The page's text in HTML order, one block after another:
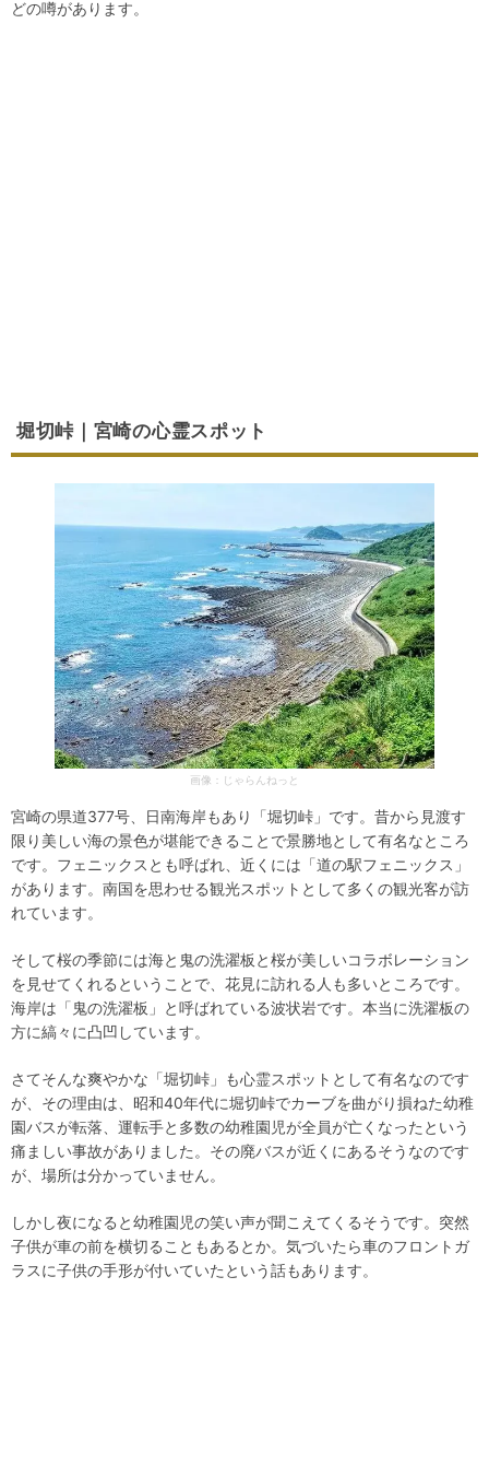
どの噂があります。
堀切峠｜宮崎の心霊スポット
画像：じゃらんねっと
宮崎の県道377号、日南海岸もあり「堀切峠」です。昔から見渡す
限り美しい海の景色が堪能できることで景勝地として有名なところ
です。フェニックスとも呼ばれ、近くには「道の駅フェニックス」
があります。南国を思わせる観光スポットとして多くの観光客が訪
れています。
そして桜の季節には海と鬼の洗濯板と桜が美しいコラボレーション
を見せてくれるということで、花見に訪れる人も多いところです。
海岸は「鬼の洗濯板」と呼ばれている波状岩です。本当に洗濯板の
方に縞々に凸凹しています。
さてそんな爽やかな「堀切峠」も心霊スポットとして有名なのです
が、その理由は、昭和40年代に堀切峠でカーブを曲がり損ねた幼稚
園バスが転落、運転手と多数の幼稚園児が全員が亡くなったという
痛ましい事故がありました。その廃バスが近くにあるそうなのです
が、場所は分かっていません。
しかし夜になると幼稚園児の笑い声が聞こえてくるそうです。突然
子供が車の前を横切ることもあるとか。気づいたら車のフロントガ
ラスに子供の手形が付いていたという話もあります。